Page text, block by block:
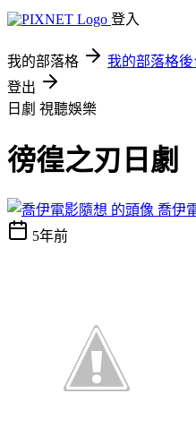
登入
我的部落格 我的部落格後
登出
日劇 視聽娛樂
徬徨之刃日劇
喬伊
5年前